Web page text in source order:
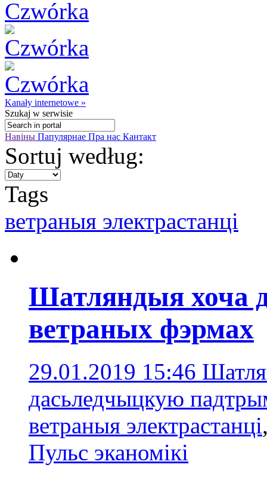
Kanały internetowe »
Szukaj w serwisie
Навіны Папулярнае Пра нас Кантакт
Sortuj według:
Tags
ветраныя электрастанцi
Шатляндыя хоча
ветраных фэрмах
29.01.2019 15:46
дасьледчыцкую
ветраныя электрастанцi
Пульс эканомікі